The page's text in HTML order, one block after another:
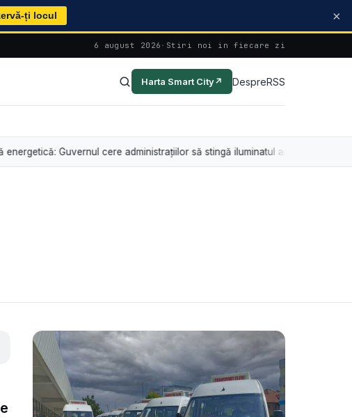
ți locul ×
6 august 2026 · Stiri noi in fiecare zi
Harta Smart City↗ DespreRSS
Guvernul cere administrațiilor să stingă iluminatul arhitectural între orele 21